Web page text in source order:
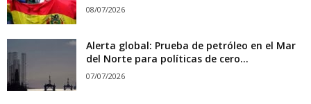
08/07/2026
Alerta global: Prueba de petróleo en el Mar
del Norte para políticas de cero...
07/07/2026